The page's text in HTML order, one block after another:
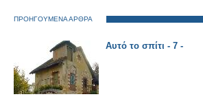
ΠΡΟΗΓΟΥΜΕΝΑ ΑΡΘΡΑ
Αυτό το σπίτι - 7 -